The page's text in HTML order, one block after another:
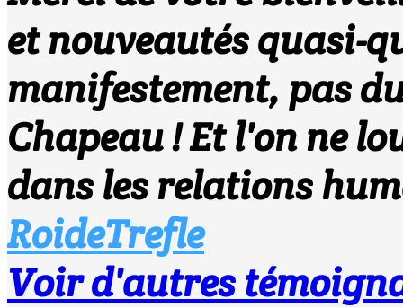
et nouveautés quasi-
manifestement, pas
Chapeau ! Et l'on ne
dans les relations
RoideTrefle
Voir d'autres